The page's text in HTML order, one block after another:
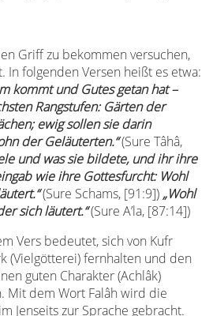
Griff zu bekommen versuchen,
In folgenden Versen heißt es etwa:
kommt und Gutes getan hat –
Rangstufen: Gärten der
ewig sollen sie darin
der Geläuterten.“(Sure Tâhâ,
und was sie bildete, und ihr ihre
wie ihre Gottesfurcht: Wohl
(Sure Schams, [91:9]) „Wohl
sich läutert.“(Sure A’la, [87:14])
Vers bedeutet, sich von Kufr
(Vielgötterei) fernhalten und den
guten Charakter (Achlâk)
Mit dem Wort Falâh wird die
Jenseits zur Sprache gebracht.